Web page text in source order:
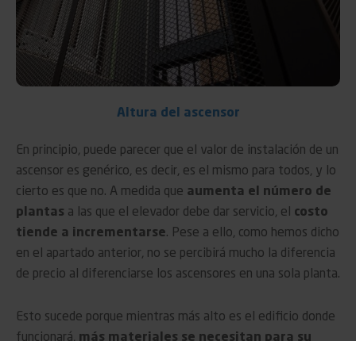
Altura del ascensor
En principio, puede parecer que el valor de instalación de un
ascensor es genérico, es decir, es el mismo para todos, y lo
cierto es que no. A medida que aumenta el número de
plantas a las que el elevador debe dar servicio, el costo
tiende a incrementarse. Pese a ello, como hemos dicho
en el apartado anterior, no se percibirá mucho la diferencia
de precio al diferenciarse los ascensores en una sola planta.
Esto sucede porque mientras más alto es el edificio donde
funcionará, más materiales se necesitan para su